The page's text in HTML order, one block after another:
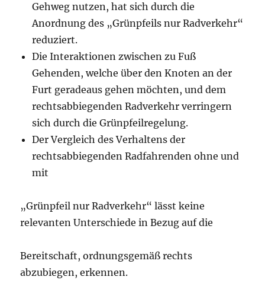
Gehweg nutzen, hat sich durch die
Anordnung des „Grünpfeils nur Radverkehr“
reduziert.
Die Interaktionen zwischen zu Fuß
Gehenden, welche über den Knoten an der
Furt geradeaus gehen möchten, und dem
rechtsabbiegenden Radverkehr verringern
sich durch die Grünpfeilregelung.
Der Vergleich des Verhaltens der
rechtsabbiegenden Radfahrenden ohne und
mit
„Grünpfeil nur Radverkehr“ lässt keine
relevanten Unterschiede in Bezug auf die
Bereitschaft, ordnungsgemäß rechts
abzubiegen, erkennen.